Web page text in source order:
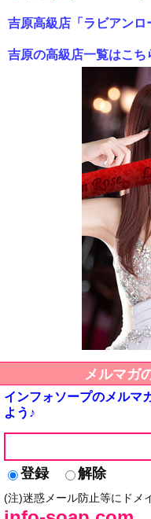
吉原高級店「ラビアンロ
吉原の高級店一覧はこち
メルマガ
インフォソープのメルマ
よう♪
登録 解除
(注)迷惑メール防止等にドメ